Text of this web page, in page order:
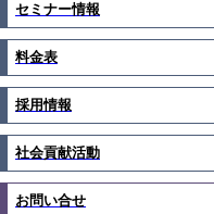
セミナー情報
料金表
採用情報
社会貢献活動
お問い合せ